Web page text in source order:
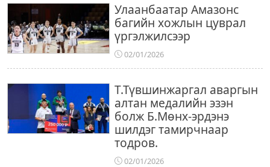
Улаанбаатар Амазонс
багийн хожлын цуврал
үргэлжилсээр
02/01/2026
Т.Түвшинжаргал аваргын
алтан медалийн эзэн
болж Б.Мөнх-эрдэнэ
шилдэг тамирчнаар
тодров.
02/01/2026